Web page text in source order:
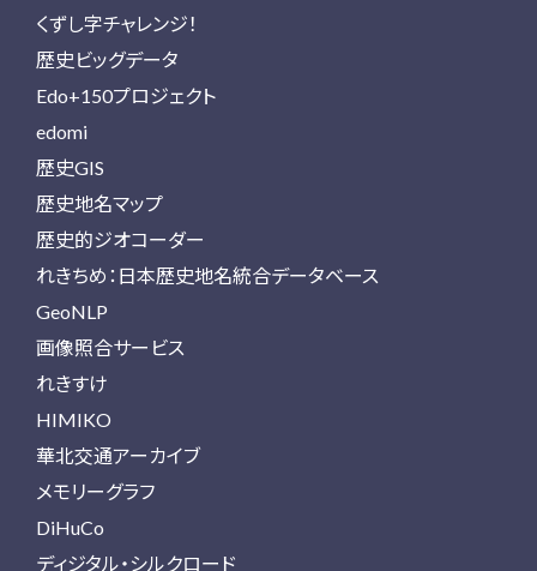
くずし字チャレンジ！
歴史ビッグデータ
Edo+150プロジェクト
edomi
歴史GIS
歴史地名マップ
歴史的ジオコーダー
れきちめ：日本歴史地名統合データベース
GeoNLP
画像照合サービス
れきすけ
HIMIKO
華北交通アーカイブ
メモリーグラフ
DiHuCo
ディジタル・シルクロード